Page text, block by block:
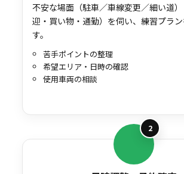
不安な場面（駐車／車線変更／細い道
迎・買い物・通勤）を伺い、練習プラ
す。
苦手ポイントの整理
希望エリア・日時の確認
使用車両の相談
2